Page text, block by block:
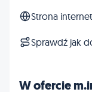
Strona
Sprawdź jak
W ofercie